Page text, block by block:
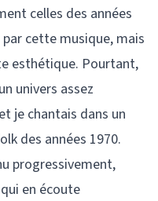
celles des années
cette musique, mais
esthétique. Pourtant,
univers assez
je chantais dans un
des années 1970.
progressivement,
en écoute